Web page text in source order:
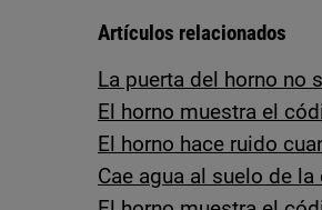
Artículos relacionados
La puerta del horno no
El horno muestra el
El horno hace ruido
Cae agua al suelo de